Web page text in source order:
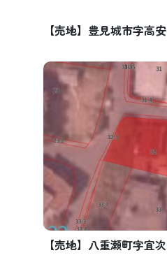
【売地】豊見城市字高安
【売地】八重瀬町字宜次